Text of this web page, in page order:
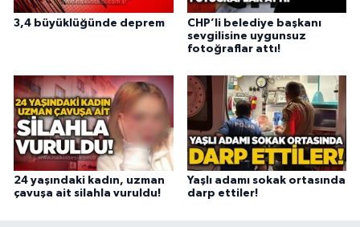
3,4 büyüklüğünde deprem
CHP’li belediye başkanı
sevgilisine uygunsuz
fotoğraflar attı!
24 yaşındaki kadın, uzman
çavuşa ait silahla vuruldu!
Yaşlı adamı sokak ortasında
darp ettiler!